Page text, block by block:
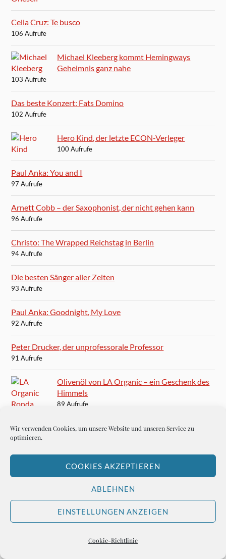
Wir verwenden Cookies, um unsere Website und unseren Service zu
optimieren.
COOKIES AKZEPTIEREN
ABLEHNEN
EINSTELLUNGEN ANZEIGEN
Cookie-Richtlinie
Celia Cruz: Te busco
106 Aufrufe
Michael Kleeberg kommt Hemingways
Geheimnis ganz nahe
103 Aufrufe
Das beste Konzert: Fats Domino
102 Aufrufe
Hero Kind, der letzte ECON-Verleger
100 Aufrufe
Paul Anka: You and I
97 Aufrufe
Arnett Cobb – der Saxophonist, der nicht gehen kann
96 Aufrufe
Christo: The Wrapped Reichstag in Berlin
94 Aufrufe
Die besten Sänger aller Zeiten
93 Aufrufe
Paul Anka: Goodnight, My Love
92 Aufrufe
Peter Drucker, der unprofessorale Professor
91 Aufrufe
Olivenöl von LA Organic – ein Geschenk des
Himmels
89 Aufrufe
B. Traven, alias Ret Marut, verlegt in München 23,
Herzogstrasse
84 Aufrufe